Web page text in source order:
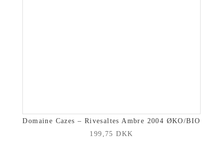
Domaine Cazes – Rivesaltes Ambre 2004 ØKO/BIO
199,75DKK